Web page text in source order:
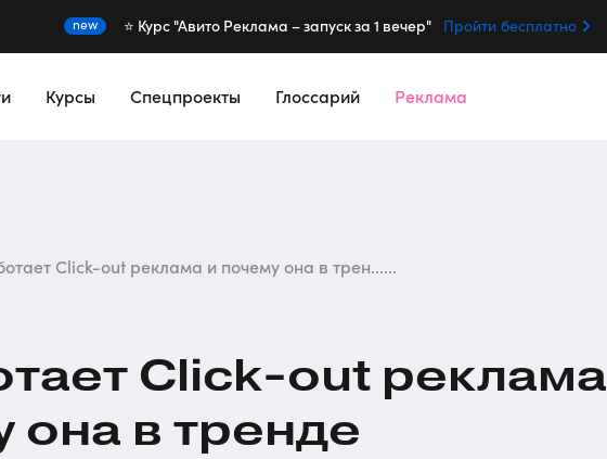
new ⭐️ Курс "Авито Реклама – запуск за 1 вечер" Пройти бесплатно
Курсы Спецпроекты Глоссарий Реклама
Click-out реклама и почему она в трен......
Click-out реклама
она в тренде